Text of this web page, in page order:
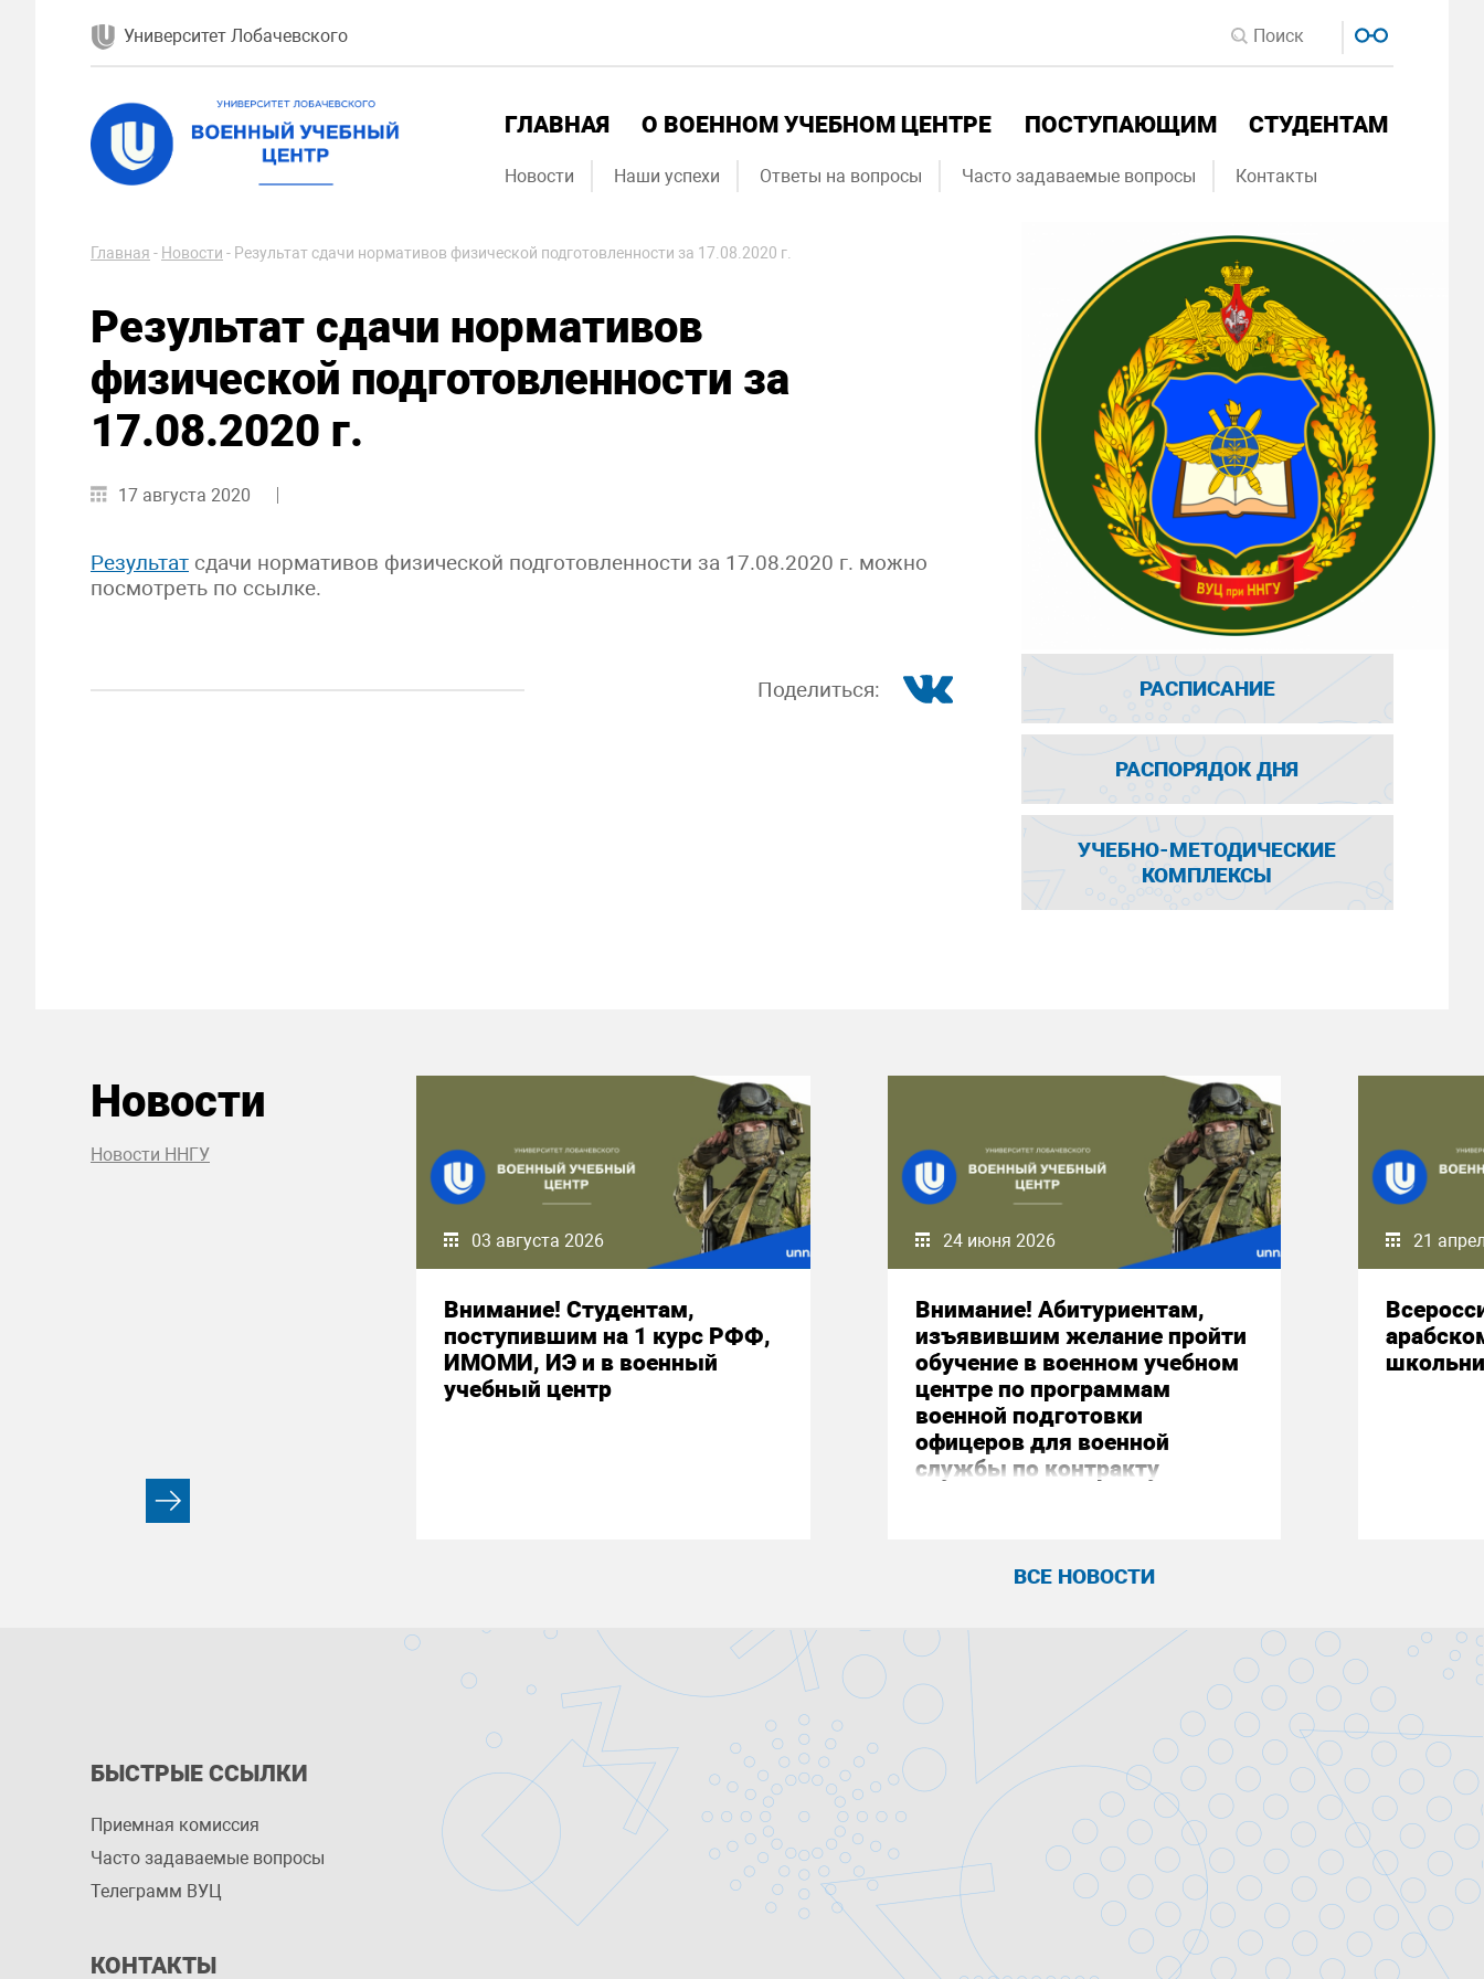
Университет Лобачевского
ГЛАВНАЯ О ВОЕННОМ УЧЕБНОМ ЦЕНТРЕ ПОСТУПАЮЩИМ СТУДЕНТАМ
Новости Наши успехи Ответы на вопросы Часто задаваемые вопросы Контакты
Главная - Новости - Результат сдачи нормативов физической подготовленности за 17.08.2020 г.
Результат сдачи нормативов
физической подготовленности за
17.08.2020 г.
17 августа 2020
Результат сдачи нормативов физической подготовленности за 17.08.2020 г. можно
посмотреть по ссылке.
Поделиться: РАСПИСАНИЕ
РАСПОРЯДОК ДНЯ
УЧЕБНО-МЕТОДИЧЕСКИЕ
КОМПЛЕКСЫ
Новости
Новости ННГУ
03 августа 2026
Внимание! Студентам,
поступившим на 1 курс РФФ,
ИМОМИ, ИЭ и в военный
учебный центр
24 июня 2026
Внимание! Абитуриентам,
изъявившим желание пройти
обучение в военном учебном
центре по программам
военной подготовки
офицеров для военной
службы по контракту
21
ВСЕ НОВОСТИ
БЫСТРЫЕ ССЫЛКИ
Приемная комиссия
Часто задаваемые вопросы
Телеграмм ВУЦ
КОНТАКТЫ